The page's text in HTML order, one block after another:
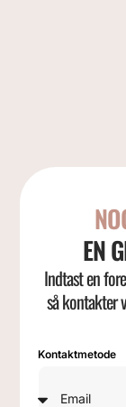
EN
Indtast en
så kontakter
Kontaktmetode